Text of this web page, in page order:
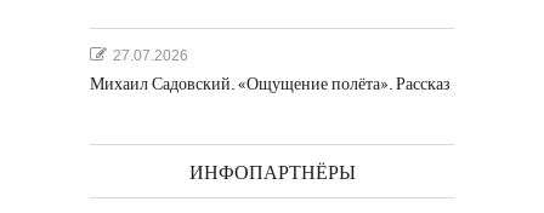
27.07.2026
Михаил Садовский. «Ощущение полёта». Рассказ
ИНФОПАРТНЁРЫ